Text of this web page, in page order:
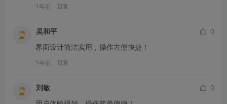
1年前 回复
吴和平
0
界面设计简洁实用，操作方便快捷！
1年前 回复
刘敏
0